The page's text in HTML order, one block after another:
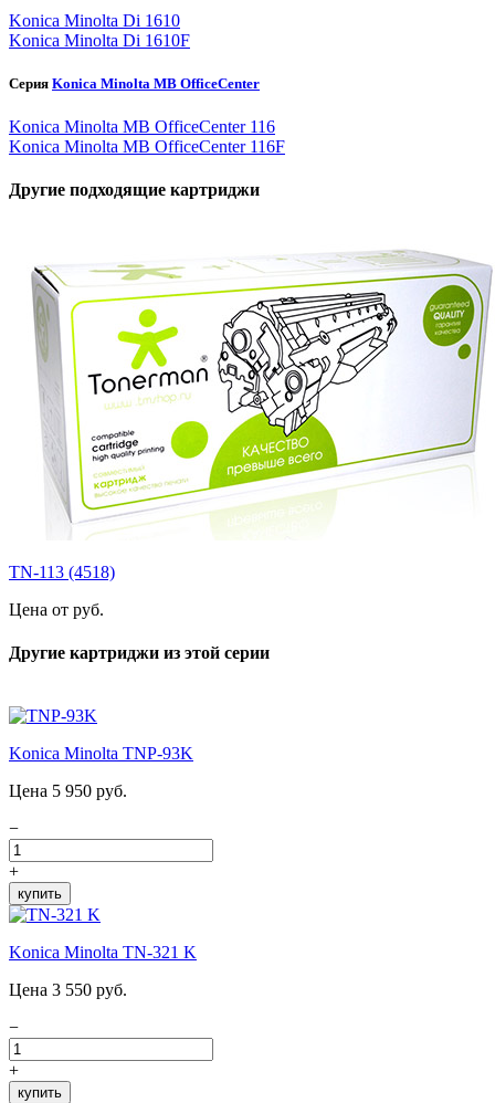
Konica Minolta Di 1610
Konica Minolta Di 1610F
Серия Konica Minolta MB OfficeCenter
Konica Minolta MB OfficeCenter 116
Konica Minolta MB OfficeCenter 116F
Другие подходящие картриджи
TN-113 (4518)
Цена от руб.
Другие картриджи из этой серии
Konica Minolta TNP-93K
Цена 5 950 руб.
−
+
купить
Konica Minolta TN-321 K
Цена 3 550 руб.
−
+
купить